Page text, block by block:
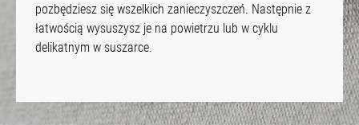
pozbędziesz się wszelkich zanieczyszczeń. Następnie z
łatwością wysuszysz je na powietrzu lub w cyklu
delikatnym w suszarce.